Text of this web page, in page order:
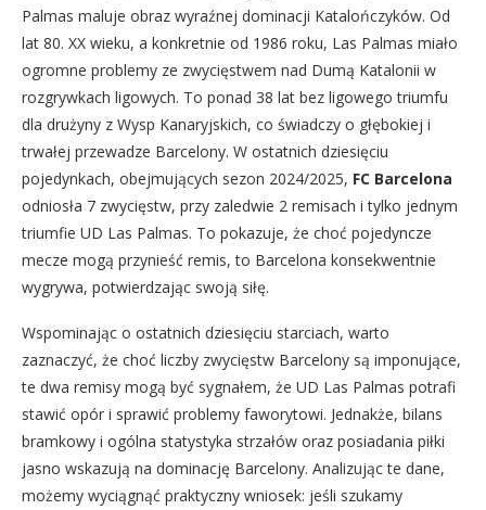
Palmas maluje obraz wyraźnej dominacji Katalończyków. Od
lat 80. XX wieku, a konkretnie od 1986 roku, Las Palmas miało
ogromne problemy ze zwycięstwem nad Dumą Katalonii w
rozgrywkach ligowych. To ponad 38 lat bez ligowego triumfu
dla drużyny z Wysp Kanaryjskich, co świadczy o głębokiej i
trwałej przewadze Barcelony. W ostatnich dziesięciu
pojedynkach, obejmujących sezon 2024/2025, FC Barcelona
odniosła 7 zwycięstw, przy zaledwie 2 remisach i tylko jednym
triumfie UD Las Palmas. To pokazuje, że choć pojedyncze
mecze mogą przynieść remis, to Barcelona konsekwentnie
wygrywa, potwierdzając swoją siłę.
Wspominając o ostatnich dziesięciu starciach, warto
zaznaczyć, że choć liczby zwycięstw Barcelony są imponujące,
te dwa remisy mogą być sygnałem, że UD Las Palmas potrafi
stawić opór i sprawić problemy faworytowi. Jednakże, bilans
bramkowy i ogólna statystyka strzałów oraz posiadania piłki
jasno wskazują na dominację Barcelony. Analizując te dane,
możemy wyciągnąć praktyczny wniosek: jeśli szukamy